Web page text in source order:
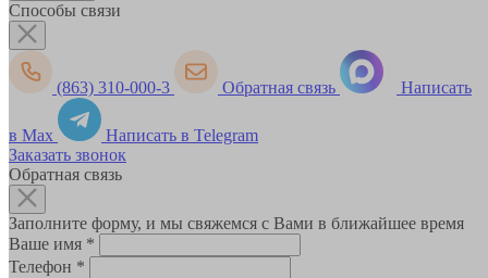
Способы связи
(863) 310-000-3 Обратная связь Написать
в Max
Написать в Telegram
Заказать звонок
Обратная связь
Заполните форму, и мы свяжемся с Вами в ближайшее время
Ваше имя *
Телефон *